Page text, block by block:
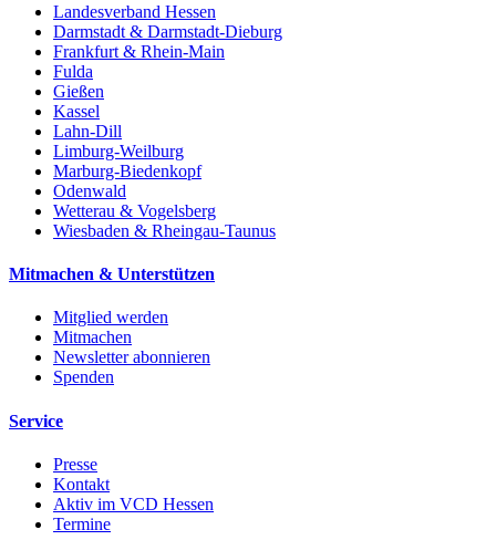
Landesverband Hessen
Darmstadt & Darmstadt-Dieburg
Frankfurt & Rhein-Main
Fulda
Gießen
Kassel
Lahn-Dill
Limburg-Weilburg
Marburg-Biedenkopf
Odenwald
Wetterau & Vogelsberg
Wiesbaden & Rheingau-Taunus
Mitmachen & Unterstützen
Mitglied werden
Mitmachen
Newsletter abonnieren
Spenden
Service
Presse
Kontakt
Aktiv im VCD Hessen
Termine